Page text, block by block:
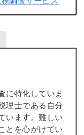
に特化していま
理士である自分
います。難しい
とを心がけてい